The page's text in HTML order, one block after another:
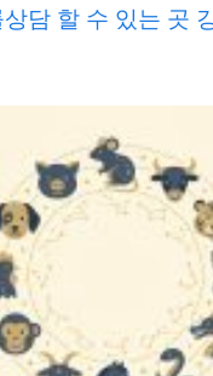
담 할 수 있는 곳